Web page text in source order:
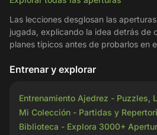
Las lecciones desglosan las
jugada, explicando la idea detrás de
planes típicos antes de probarlos en
Entrenar y explorar
Entrenamiento Ajedrez - Puzzles,
Mi Colección - Partidas y
Biblioteca - Explora 3000+